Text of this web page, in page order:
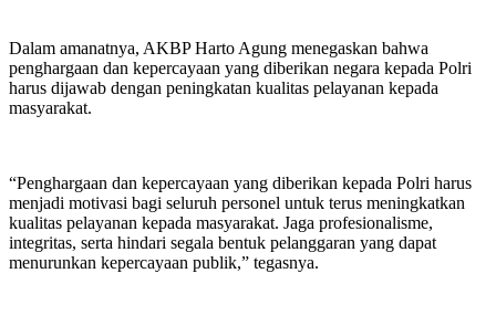
Dalam amanatnya, AKBP Harto Agung menegaskan bahwa
penghargaan dan kepercayaan yang diberikan negara kepada Polri
harus dijawab dengan peningkatan kualitas pelayanan kepada
masyarakat.
“Penghargaan dan kepercayaan yang diberikan kepada Polri harus
menjadi motivasi bagi seluruh personel untuk terus meningkatkan
kualitas pelayanan kepada masyarakat. Jaga profesionalisme,
integritas, serta hindari segala bentuk pelanggaran yang dapat
menurunkan kepercayaan publik,” tegasnya.